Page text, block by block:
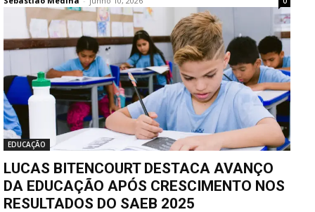
EDUCAÇÃO
LUCAS BITENCOURT DESTACA AVANÇO
DA EDUCAÇÃO APÓS CRESCIMENTO NOS
RESULTADOS DO SAEB 2025